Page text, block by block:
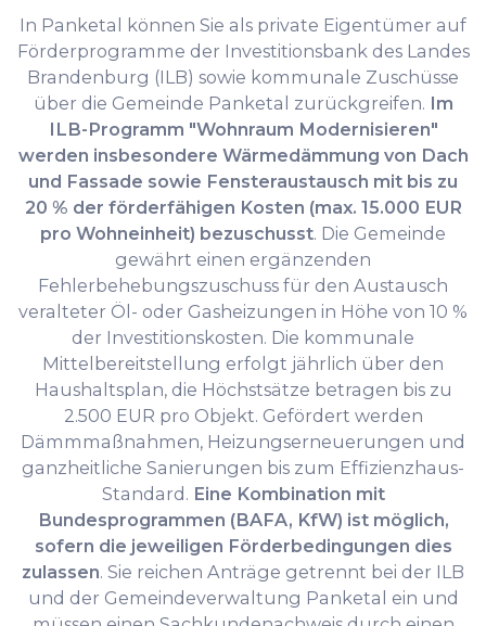
In Panketal können Sie als private Eigentümer auf
Förderprogramme der Investitionsbank des Landes
Brandenburg (ILB) sowie kommunale Zuschüsse
über die Gemeinde Panketal zurückgreifen. Im
ILB-Programm "Wohnraum Modernisieren"
werden insbesondere Wärmedämmung von Dach
und Fassade sowie Fensteraustausch mit bis zu
20 % der förderfähigen Kosten (max. 15.000 EUR
pro Wohneinheit) bezuschusst. Die Gemeinde
gewährt einen ergänzenden
Fehlerbehebungszuschuss für den Austausch
veralteter Öl- oder Gasheizungen in Höhe von 10 %
der Investitionskosten. Die kommunale
Mittelbereitstellung erfolgt jährlich über den
Haushaltsplan, die Höchstsätze betragen bis zu
2.500 EUR pro Objekt. Gefördert werden
Dämmmaßnahmen, Heizungserneuerungen und
ganzheitliche Sanierungen bis zum Effizienzhaus-
Standard. Eine Kombination mit
Bundesprogrammen (BAFA, KfW) ist möglich,
sofern die jeweiligen Förderbedingungen dies
zulassen. Sie reichen Anträge getrennt bei der ILB
und der Gemeindeverwaltung Panketal ein und